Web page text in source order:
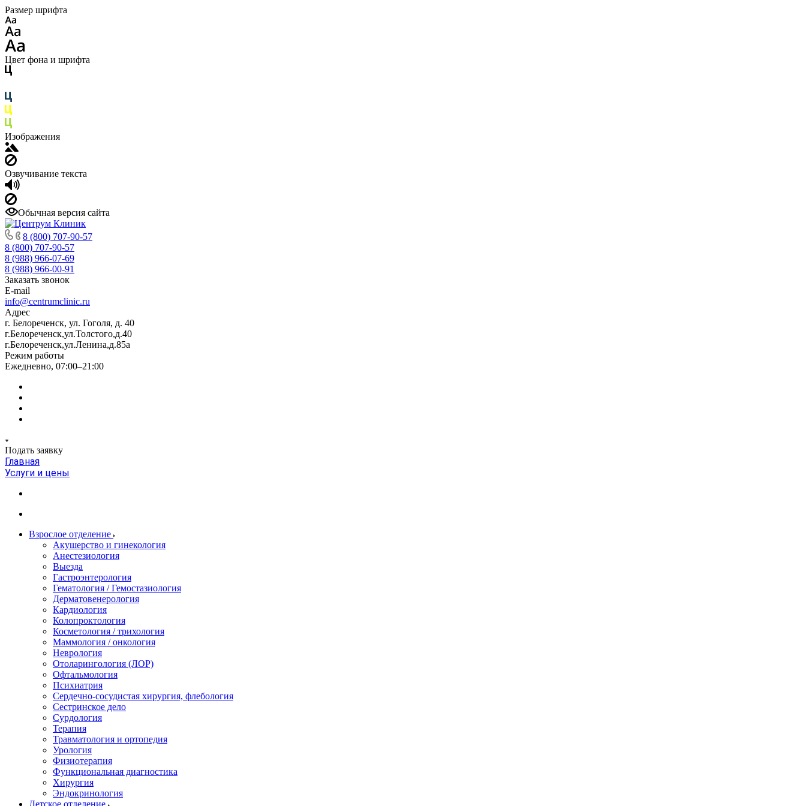
Размер шрифта
Цвет фона и шрифта
Изображения
Озвучивание текста
Обычная версия сайта
8 (800) 707-90-57
8 (800) 707-90-57
8 (988) 966-07-69
8 (988) 966-00-91
Заказать звонок
E-mail
info@centrumclinic.ru
Адрес
г. Белореченск, ул. Гоголя, д. 40
г.Белореченск,ул.Толстого,д.40
г.Белореченск,ул.Ленина,д.85а
Режим работы
Ежедневно, 07:00–21:00
Подать заявку
Главная
Услуги и цены
Взрослое отделение
Акушерство и гинекология
Анестезиология
Выезда
Гастроэнтерология
Гематология / Гемостазиология
Дерматовенерология
Кардиология
Колопроктология
Косметология / трихология
Маммология / онкология
Неврология
Отоларингология (ЛОР)
Офтальмология
Психиатрия
Сердечно-сосудистая хирургия, флебология
Сестринское дело
Сурдология
Терапия
Травматология и ортопедия
Урология
Физиотерапия
Функциональная диагностика
Хирургия
Эндокринология
Детское отделение